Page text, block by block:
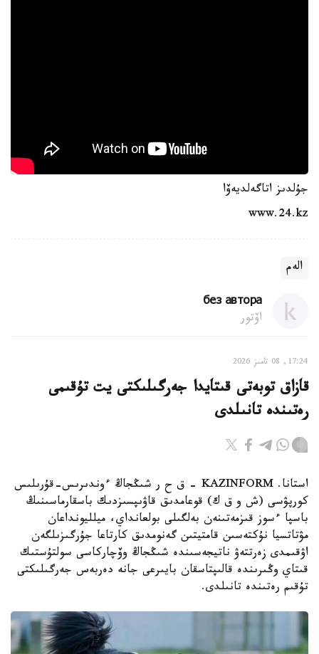
جۇلدىز اتاگەلديەۆا
www.24.kz
الەم
без автора
اۆتور
17:24, 08 تامىز 2026
قازاق توبەتى قىتايدا جەرگىلىكتى يت تۇقىمى
رەتىندە تانىلدى
استانا. KAZINFORM – ق ح ر شىڭجاڭ ءوندىرىس-قۇرىلىس
كورپۋسى (ش و ق ك) قوعامدىق قاۋىپسىزدىك باسقارماسىنىڭ
باسپا ءسوز قىزمەتىنەن بەلگىلى بولعانداي، ميلليونداعان
مۋتاتسيا نۇكتەسىن قامتيتىن گەنومدىق كارتاعا جۇرگىزىلگەن
اۋقىمدى زەرتتەۋ ناتيجەسىندە شىڭجاڭ وۆچاركاسى سولتۇستىك
قىتاي وڭىرىندە قالىپتاسقان بايىرعى جانە دەربەس جەرگىلىكتى
تۇقىم رەتىندە تانىلدى.